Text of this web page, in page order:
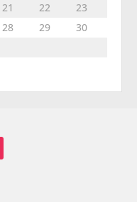
21 22
23
28 29
30